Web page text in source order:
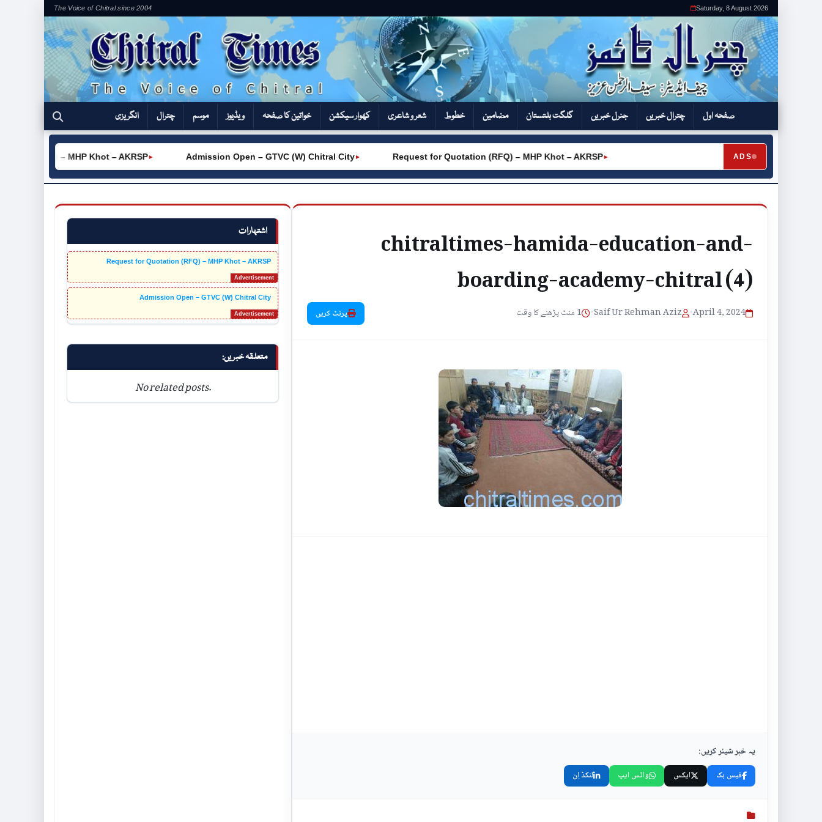
The Voice of Chitral since 2004 Saturday, 8 August 2026
صفحہ اول چترال خبریں جنرل خبریں گلگت بلتستان مضامین خطوط شعر و شاعری کھوار سیکشن‎ خواتین کا صفحہ ویڈیوز موسم چترال انگریزی
ADS
►
(RFQ) – MHP Khot – AKRSP ►
Request for Quotation (RFQ) – MHP Khot – AKRSP
►
Admission Open – GTVC (W) Chitral City
اشتہارات
Request for Quotation (RFQ) – MHP Khot – AKRSP
Admission Open – GTVC (W) Chitral City
متعلقہ خبریں:
No related posts.
chitraltimes-hamida-education-and-
boarding-academy-chitral (4)
April 4, 2024
•
Saif Ur Rehman Aziz
• 1 منٹ پڑھنے کا وقت پرنٹ کریں
یہ خبر شیئر کریں:
فیس بک ایکس واٹس ایپ لنکڈ اِن